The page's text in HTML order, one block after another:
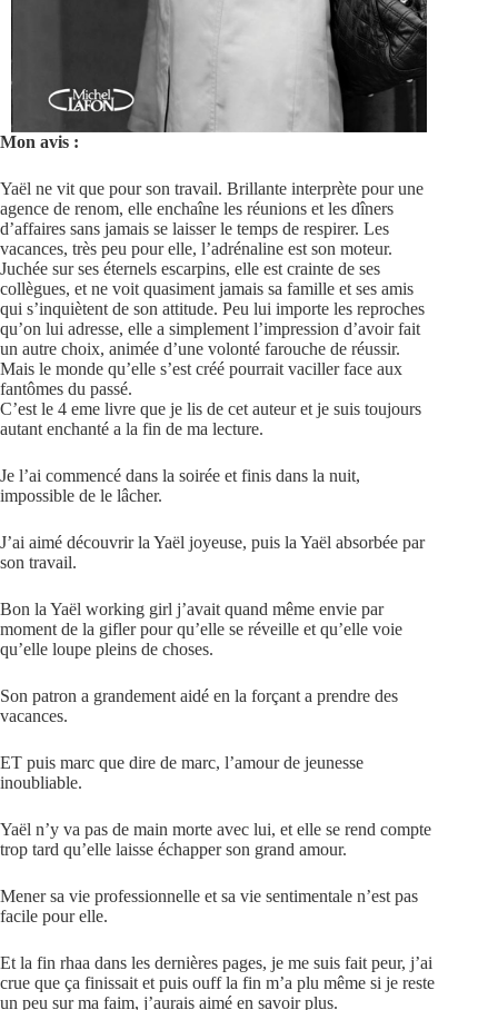
Mon avis :
Yaël ne vit que pour son travail. Brillante interprète pour une
agence de renom, elle enchaîne les réunions et les dîners
d’affaires sans jamais se laisser le temps de respirer. Les
vacances, très peu pour elle, l’adrénaline est son moteur.
Juchée sur ses éternels escarpins, elle est crainte de ses
collègues, et ne voit quasiment jamais sa famille et ses amis
qui s’inquiètent de son attitude. Peu lui importe les reproches
qu’on lui adresse, elle a simplement l’impression d’avoir fait
un autre choix, animée d’une volonté farouche de réussir.
Mais le monde qu’elle s’est créé pourrait vaciller face aux
fantômes du passé.
C’est le 4 eme livre que je lis de cet auteur et je suis toujours
autant enchanté a la fin de ma lecture.
Je l’ai commencé dans la soirée et finis dans la nuit,
impossible de le lâcher.
J’ai aimé découvrir la Yaël joyeuse, puis la Yaël absorbée par
son travail.
Bon la Yaël working girl j’avait quand même envie par
moment de la gifler pour qu’elle se réveille et qu’elle voie
qu’elle loupe pleins de choses.
Son patron a grandement aidé en la forçant a prendre des
vacances.
ET puis marc que dire de marc, l’amour de jeunesse
inoubliable.
Yaël n’y va pas de main morte avec lui, et elle se rend compte
trop tard qu’elle laisse échapper son grand amour.
Mener sa vie professionnelle et sa vie sentimentale n’est pas
facile pour elle.
Et la fin rhaa dans les dernières pages, je me suis fait peur, j’ai
crue que ça finissait et puis ouff la fin m’a plu même si je reste
un peu sur ma faim, j’aurais aimé en savoir plus.